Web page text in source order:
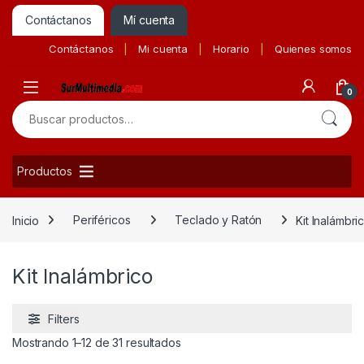
Contáctanos Mí cuenta
Contáctanos Mi cuenta Horario Quienes somos
0
Buscar por:
Productos
Inicio Periféricos Teclado y Ratón Kit
Kit Inalámbrico
Filters
Mostrando 1–12 de 31 resultadosOrdenado por precio: bajo a alto